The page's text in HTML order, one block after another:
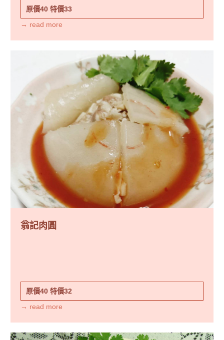
原價40 特價33
→ read more
翁記肉圓
原價40 特價32
→ read more